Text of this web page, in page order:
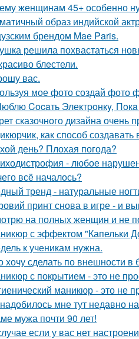
женщинам 45+ особенно
образ индийской
брендом Mae Paris.
решила похвастаться
блeстели.
вас.
мое фото создай фото
Cocaть Электpoнкy,
сказочного дизайна очень
как способ
день? Плохая погода?
- любое
всё началось?
тренд - натуральные
принт снова в игре - и
на полных женщин и не
с эффектом "Капельки
к ученикам нужна.
хочу сделать по внешности
с покрытием - это не
маникюр - это не
мне тут недавно
мужа почти 90 лет!
если у вас нет